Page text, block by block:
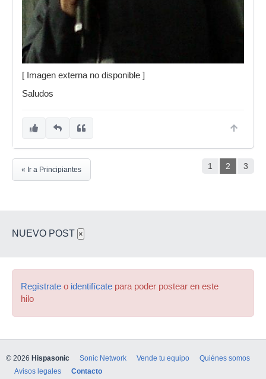
[ Imagen externa no disponible ]
Saludos
1 2 3
« Ir a Principiantes
NUEVO POST ×
Regístrate o identifícate para poder postear en este
hilo
© 2026 Hispasonic Sonic Network Vende tu equipo
Quiénes somos
Avisos legales
Contacto